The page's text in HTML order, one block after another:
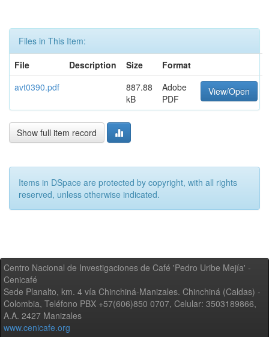
Files in This Item:
File
Description Size
Format
avt0390.pdf
887.88
kB
Adobe
PDF
View/Open
Show full item record
Items in DSpace are protected by copyright, with all rights
reserved, unless otherwise indicated.
Centro Nacional de Investigaciones de Café 'Pedro Uribe Mejía' -
Cenicafé
Sede Planalto, km. 4 vía Chinchiná-Manizales. Chinchiná (Caldas) -
Colombia, Teléfono PBX +57(606)850 0707, Celular: 3503189866,
A.A. 2427 Manizales
www.cenicafe.org